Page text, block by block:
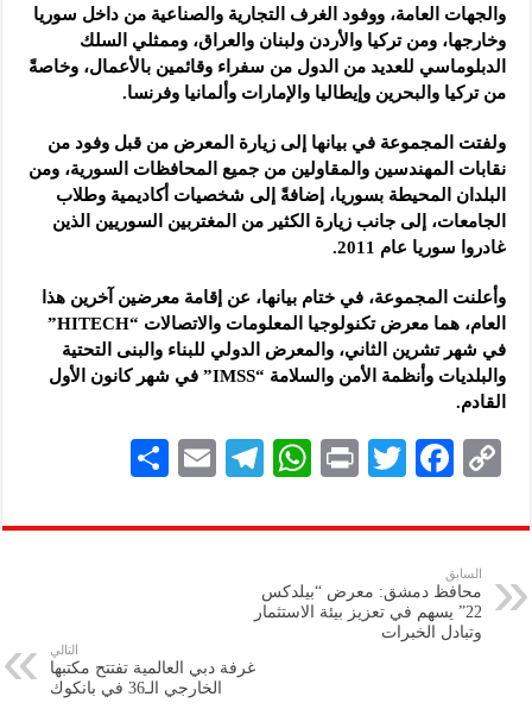
والجهات العامة، ووفود الغرف التجارية والصناعية من داخل سوريا
وخارجها، ومن تركيا والأردن ولبنان والعراق، وممثلي السلك
الدبلوماسي للعديد من الدول من سفراء وقائمين بالأعمال، وخاصةً
من تركيا والبحرين وإيطاليا والإمارات وألمانيا وفرنسا.
ولفتت المجموعة في بيانها إلى زيارة المعرض من قبل وفود من
نقابات المهندسين والمقاولين من جميع المحافظات السورية، ومن
البلدان المحيطة بسوريا، إضافةً إلى شخصيات أكاديمية وطلاب
الجامعات، إلى جانب زيارة الكثير من المغتربين السوريين الذين
غادروا سوريا عام 2011.
وأعلنت المجموعة، في ختام بيانها، عن إقامة معرضين آخرين هذا
العام، هما معرض تكنولوجيا المعلومات والاتصالات “HITECH”
في شهر تشرين الثاني، والمعرض الدولي للبناء والبنى التحتية
والبلديات وأنظمة الأمن والسلامة “IMSS” في شهر كانون الأول
القادم.
C
p
y
Li
n
F
eb
k
T
tt
P
nt
W
at
A
p
Te
gr
E
ai
ar
السابق
محافظ دمشق: معرض “بيلدكس
22” يسهم في تعزيز بيئة الاستثمار
وتبادل الخبرات
التالي
غرفة دبي العالمية تفتتح مكتبها
الخارجي الـ36 في بانكوك